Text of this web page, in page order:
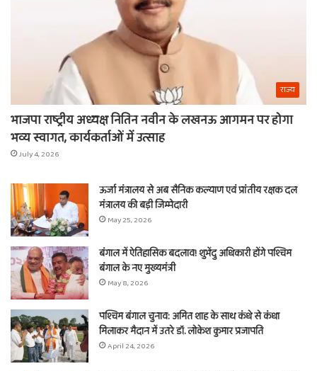
राज्य
भाजपा राष्ट्रीय अध्यक्ष नितिन नवीन के लखनऊ आगमन पर होगा
भव्य स्वागत, कार्यकर्ताओं में उत्साह
July 4, 2026
ऊर्जा मंत्रालय से अब सैनिक कल्याण एवं प्रांतीय रक्षक दल
मंत्रालय की बड़ी जिम्मेदारी
May 25, 2026
बंगाल में ऐतिहासिक बदलाव! शुभेंदु अधिकारी होंगे पश्चिम
बंगाल के नए मुख्यमंत्री
May 8, 2026
पश्चिम बंगाल चुनाव: अमित शाह के साथ कंधे से कंधा
मिलाकर मैदान में उतरे डॉ. लोकेश कुमार प्रजापति
April 24, 2026